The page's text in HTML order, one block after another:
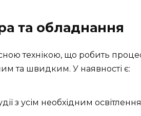
та обладнання
технікою, що робить
та швидким. У наявності є:
з усім необхідним